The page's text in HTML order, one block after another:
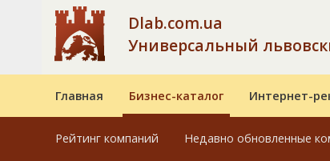
Dlab.com.ua
Универсальный
Главная Бизнес-каталог Интернет-
Рейтинг компаний Недавно обновленные